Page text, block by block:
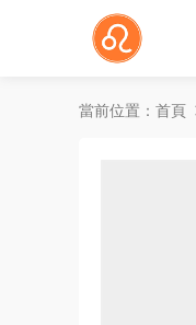
當前位置： 首頁